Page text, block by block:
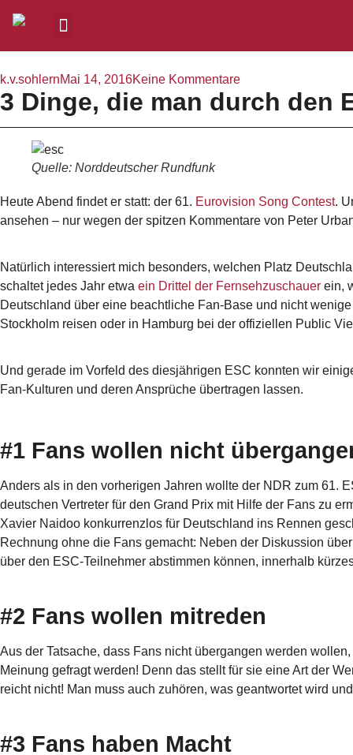
k.v.sohlernMai 14, 2016Keine Kommentare
3 Dinge, die man durch den
Quelle: Norddeutscher Rundfunk
Heute Abend findet er statt: der 61. Eurovision Song Contest.
ansehen – nur wegen der spitzen Kommentare von Peter
Natürlich interessiert mich besonders, welchen Platz
schaltet jedes Jahr etwa ein Drittel der Fernsehzuschauer ein,
Deutschland über eine beachtliche Fan-Base und nicht
Stockholm reisen oder in Hamburg bei der offiziellen Public
Und gerade im Vorfeld des diesjährigen ESC konnten wir
Fan-Kulturen und deren Ansprüche übertragen lassen.
#1 Fans wollen nicht
Anders als in den vorherigen Jahren wollte der NDR zum 61.
deutschen Vertreter für den Grand Prix mit Hilfe der Fans zu
Xavier Naidoo konkurrenzlos für Deutschland ins Rennen
Rechnung ohne die Fans gemacht: Neben der Diskussion
über den ESC-Teilnehmer abstimmen können, innerhalb
#2 Fans wollen mitreden
Aus der Tatsache, dass Fans nicht übergangen werden
Meinung gefragt werden! Denn das stellt für sie eine Art der
reicht nicht! Man muss auch zuhören, was geantwortet wird
#3 Fans haben Macht